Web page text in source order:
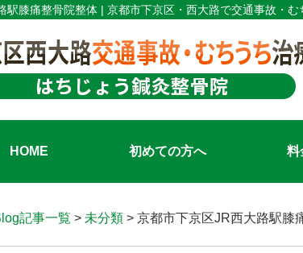
駅膝痛整骨院整体 | 京都市下京区・西大路で交通事故・
HOME 初めての方へ 料
記事一覧 > 未分類 > 京都市下京区JR西大路駅膝